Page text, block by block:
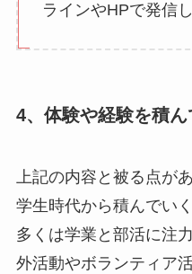
ラインやHPで発信
4、体験や経験を積ん
上記の内容と被る点が
学生時代から積んでい
多くは学業と部活に注
外活動やボランティア